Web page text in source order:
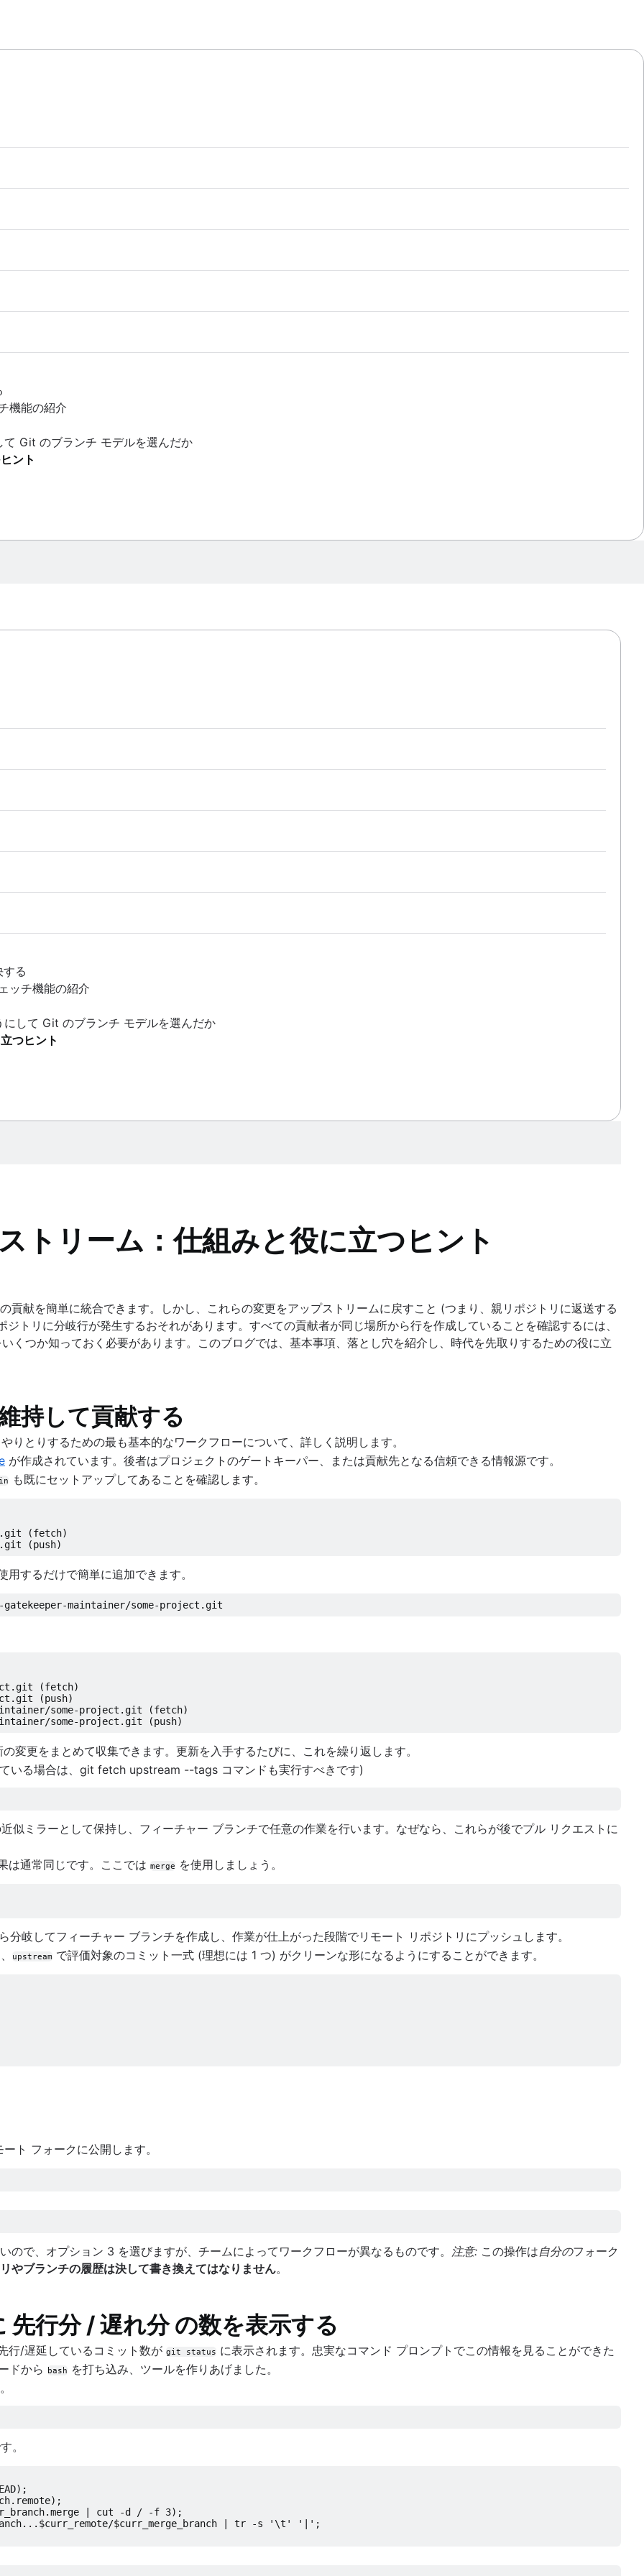
トリアルです。
機能の紹介
Git のブランチ モデルを選んだか
ント
のブランチ モデルを選んだか
ト
ュートリアルです。
る
ッチ機能の紹介
して Git のブランチ モデルを選んだか
つヒント
チ機能の紹介
ント
トリーム：仕組みと役に立つヒント
むオールラウンドなハッカーです。Git、開発ワークフロー、コード コラボレーションのほか、最近では Docker についても執筆や講演
スティゲーターの役割を担っています。それ以前は、ソフトウェア チームのリーダー、地理空間データのクラウド ソーシング アプリ構
の豆情報: 話すときに身振り手振りが多い (イタリア人なので)。アムステルダムに住んでいて、愛車はドゥカティ。
貢献を簡単に統合できます。しかし、これらの変更をアップストリームに戻すこと (つまり、親リポジトリに返送する
トリに分岐行が発生するおそれがあります。すべての貢献者が同じ場所から行を作成していることを確認するには、
つか知っておく必要があります。このブログでは、基本事項、落とし穴を紹介し、時代を先取りするための役に立
持して貢献する
りとりするための最も基本的なワークフローについて、詳しく説明します。
が作成されています。後者はプロジェクトのゲートキーパー、または貢献先となる信頼できる情報源です。
も既にセットアップしてあることを確認します。
(fetch)
(push)
用するだけで簡単に追加できます。
maintainer/some-project.git
(fetch)
(push)
some-project.git (fetch)
some-project.git (push)
変更をまとめて収集できます。更新を入手するたびに、これを繰り返します。
いる場合は、git fetch upstream --tags コマンドも実行すべきです)
似ミラーとして保持し、フィーチャー ブランチで任意の作業を行います。なぜなら、これらが後でプル リクエストに
は通常同じです。ここでは merge を使用しましょう。
分岐してフィーチャー ブランチを作成し、作業が仕上がった段階でリモート リポジトリにプッシュします。
upstream で評価対象のコミット一式 (理想には 1 つ) がクリーンな形になるようにすることができます。
ト フォークに公開します。
で、オプション 3 を選びますが、チームによってワークフローが異なるものです。 注意: この操作は自分のフォーク
やブランチの履歴は決して書き換えてはなりません。
行分 / 遅れ分 の数を表示する
行/遅延しているコミット数が git status に表示されます。忠実なコマンド プロンプトでこの情報を見ることができた
ドから bash を打ち込み、ツールを作りあげました。
。
| cut -d / -f 3);
$curr_merge_branch | tr -s '\t' '|';